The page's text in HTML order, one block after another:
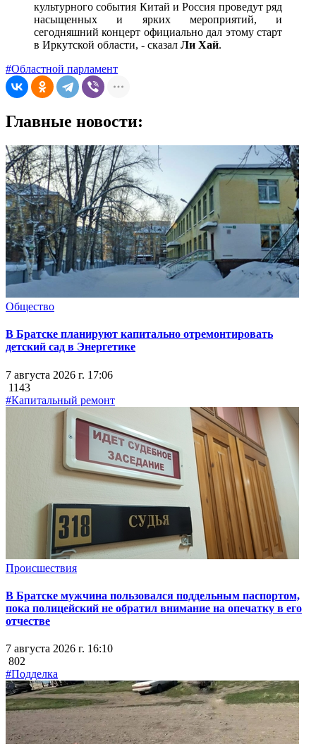
культурного события Китай и Россия проведут ряд
насыщенных и ярких мероприятий, и
сегодняшний концерт официально дал этому старт
в Иркутской области, - сказал Ли Хай.
#Областной парламент
Главные новости:
Общество
В Братске планируют капитально отремонтировать
детский сад в Энергетике
7 августа 2026 г. 17:06
1143
#Капитальный ремонт
Происшествия
В Братске мужчина пользовался поддельным паспортом,
пока полицейский не обратил внимание на опечатку в его
отчестве
7 августа 2026 г. 16:10
802
#Подделка